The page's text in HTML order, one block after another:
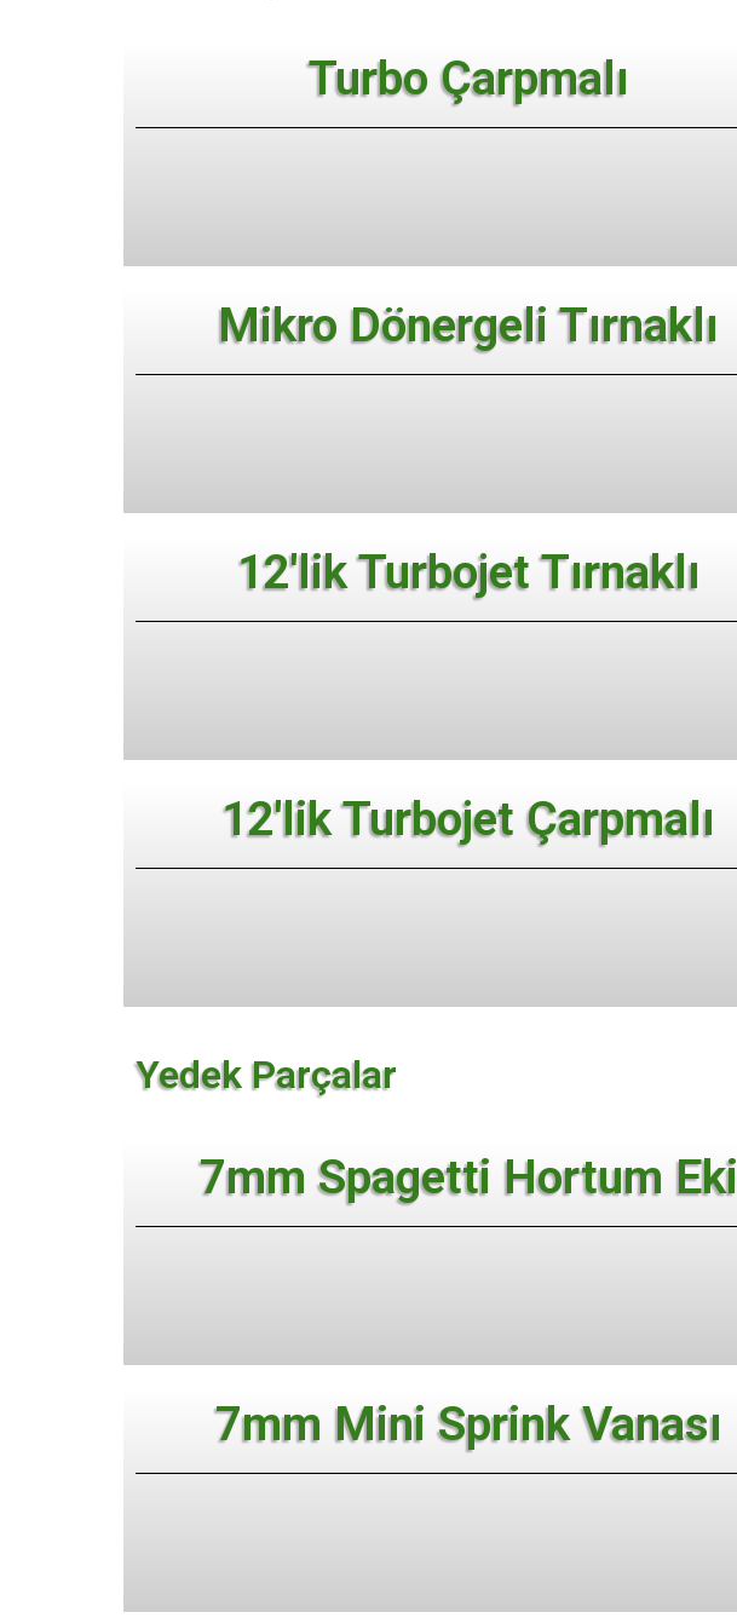
Turbo Çarpmalı
Mikro Dönergeli Tırnaklı
12'lik Turbojet Tırnaklı
12'lik Turbojet Çarpmalı
Yedek Parçalar
7mm Spagetti Hortum Eki
7mm Mini Sprink Vanası